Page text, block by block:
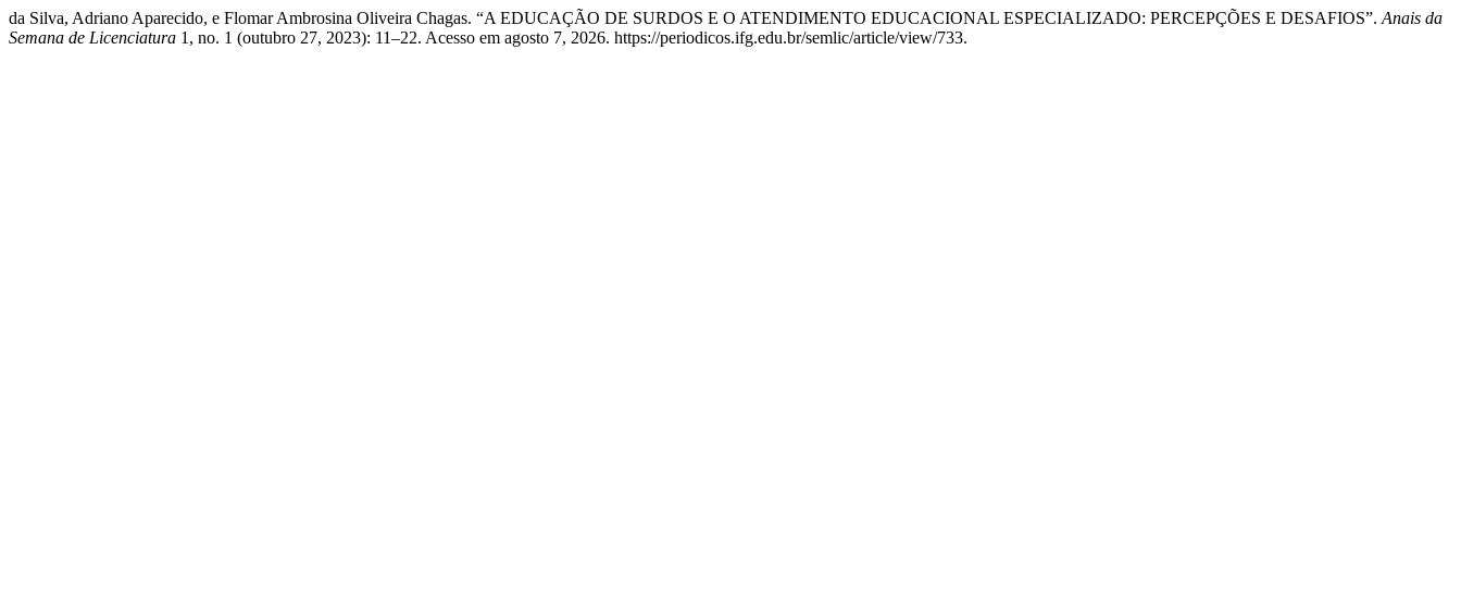
da Silva, Adriano Aparecido, e Flomar Ambrosina Oliveira Chagas. “A EDUCAÇÃO DE SURDOS E O ATENDIMENTO EDUCACIONAL ESPECIALIZADO: PERCEPÇÕES E DESAFIOS”. Anais da
Semana de Licenciatura 1, no. 1 (outubro 27, 2023): 11–22. Acesso em agosto 7, 2026. https://periodicos.ifg.edu.br/semlic/article/view/733.